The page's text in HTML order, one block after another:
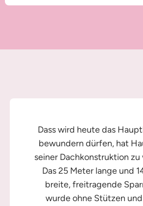
Dass wird heute das
bewundern dürfen, hat
seiner Dachkonstruktion zu
Das 25 Meter lange und
breite, freitragende
wurde ohne Stützen